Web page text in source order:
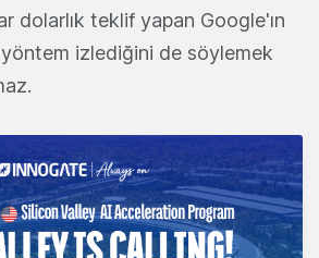
dolarlık teklif yapan Google'ın
izlediğini de söylemek